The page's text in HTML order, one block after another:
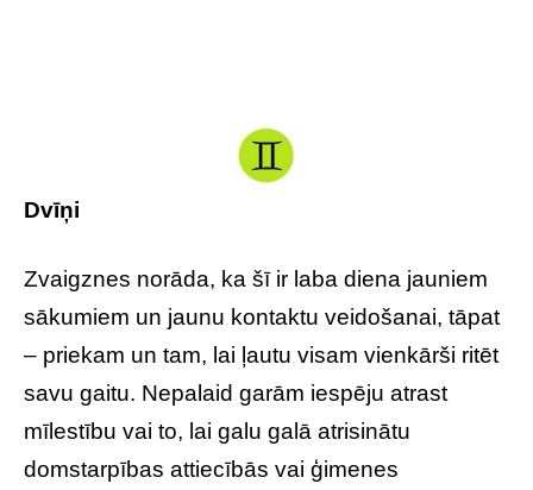
Dvīņi
Zvaigznes norāda, ka šī ir laba diena jauniem
sākumiem un jaunu kontaktu veidošanai, tāpat
– priekam un tam, lai ļautu visam vienkārši ritēt
savu gaitu. Nepalaid garām iespēju atrast
mīlestību vai to, lai galu galā atrisinātu
domstarpības attiecībās vai ģimenes